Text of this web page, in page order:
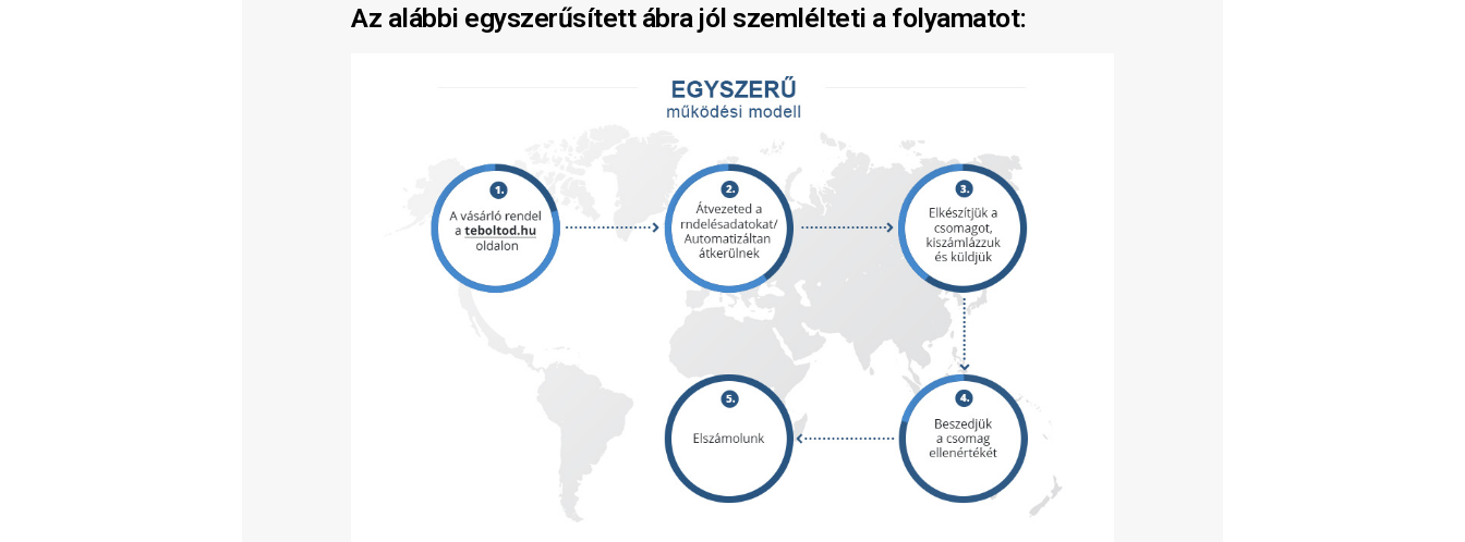
Az alábbi egyszerűsített ábra jól szemlélteti a folyamatot: